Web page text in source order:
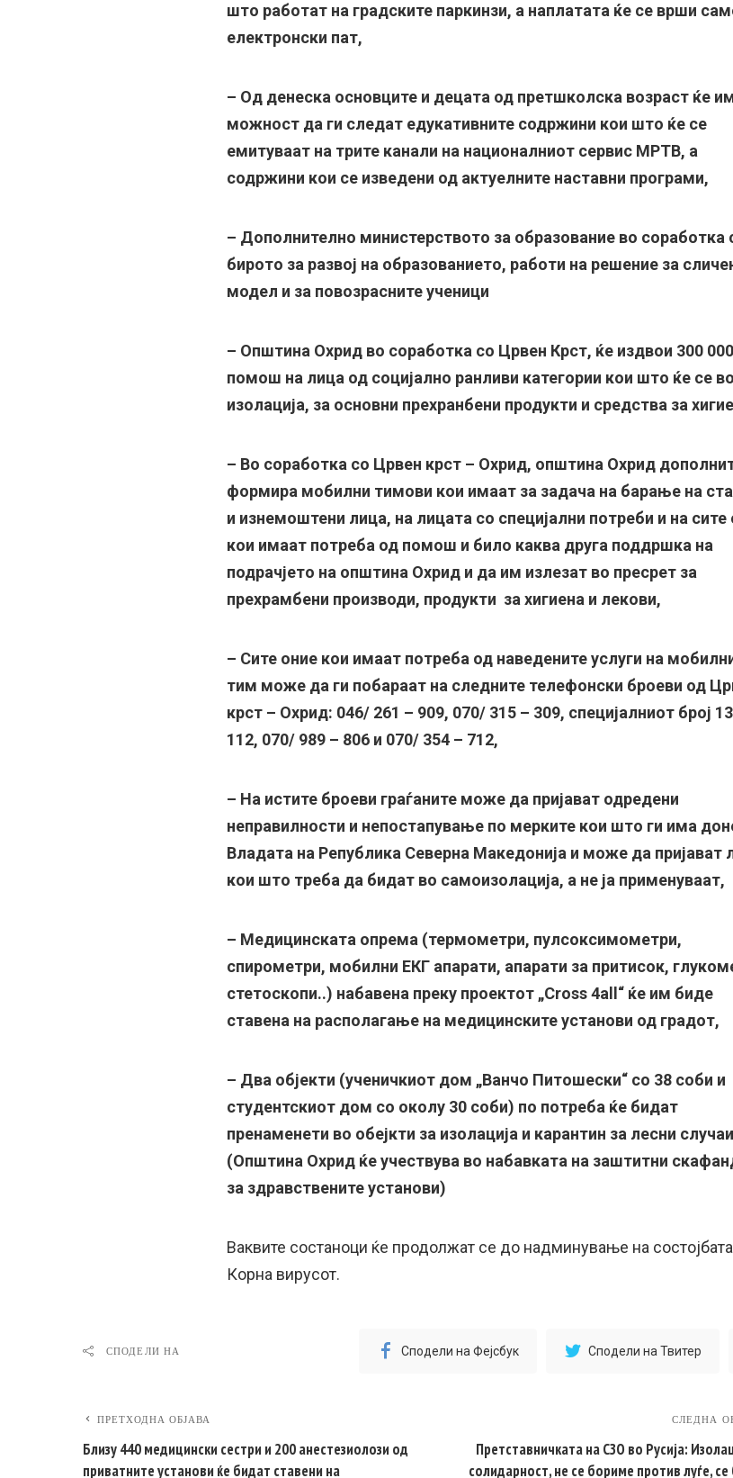
што работат на градските паркинзи, а наплатата ќе се врши
електронски пат,
– Од денеска основците и децата од претшколска возраст ќе
можност да ги следат едукативните содржини кои што ќе се
емитуваат на трите канали на националниот сервис МРТВ, а
содржини кои се изведени од актуелните наставни програми,
– Дополнително министерството за образование во соработка
бирото за развој на образованието, работи на решение за
модел и за повозрасните ученици
– Општина Охрид во соработка со Црвен Крст, ќе издвои 300
помош на лица од социјално ранливи категории кои што ќе се во
изолација, за основни прехранбени продукти и средства за
– Во соработка со Црвен крст – Охрид, општина Охрид
формира мобилни тимови кои имаат за задача на барање на
и изнемоштени лица, на лицата со специјални потреби и на сите
кои имаат потреба од помош и било каква друга поддршка на
подрачјето на општина Охрид и да им излезат во пресрет за
прехрамбени производи, продукти за хигиена и лекови,
– Сите оние кои имаат потреба од наведените услуги на
тим може да ги побараат на следните телефонски броеви од
крст – Охрид: 046/ 261 – 909, 070/ 315 – 309, специјалниот број
112, 070/ 989 – 806 и 070/ 354 – 712,
– На истите броеви граѓаните може да пријават одредени
неправилности и непостапување по мерките кои што ги има
Владата на Република Северна Македонија и може да пријават
кои што треба да бидат во самоизолација, а не ја применуваат,
– Медицинската опрема (термометри, пулсоксимометри,
спирометри, мобилни ЕКГ апарати, апарати за притисок,
стетоскопи..) набавена преку проектот „Cross 4all“ ќе им биде
ставена на располагање на медицинските установи од градот,
– Два објекти (ученичкиот дом „Ванчо Питошески“ со 38 соби и
студентскиот дом со околу 30 соби) по потреба ќе бидат
пренаменети во обејкти за изолација и карантин за лесни
(Општина Охрид ќе учествува во набавката на заштитни
за здравствените установи)
Ваквите состаноци ќе продолжат се до надминување на
Корна вирусот.
СПОДЕЛИ НА Сподели на Фејсбук Сподели на Твитер
ПРЕТХОДНА ОБЈАВА
Близу 440 медицински сестри и 200 анестезиолози од
приватните установи ќе бидат ставени на
СЛЕДНА
Претставничката на СЗО во Русија:
солидарност, не се бориме против луѓе,